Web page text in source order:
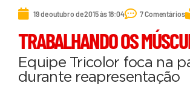
19 de outubro de 2015 às 18:04 7 Comentários
TRABALHANDO OS
Equipe Tricolor foca na
durante reapresentação